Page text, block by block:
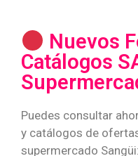
Nuevos
Catálogos
Puedes consultar
y catálogos de
supermercado Sangüi: